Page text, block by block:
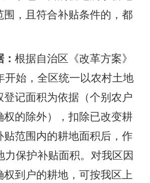
围，且符合补贴条件的，都
根据自治区《改革方案》
开始，全区统一以农村土地
登记面积为依据（个别农户
权的除外），扣除已改变耕
贴范围内的耕地面积后，作
力保护补贴面积。对我区因
权到户的耕地，可按我区上